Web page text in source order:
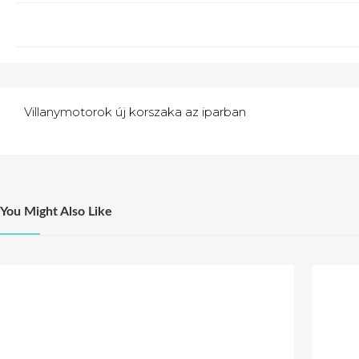
Villanymotorok új korszaka az iparban
You Might Also Like